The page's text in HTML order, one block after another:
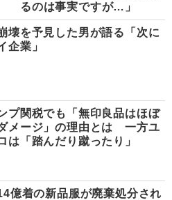
るのは事実ですが…」
壊を予見した男が語る「次に
企業」
プ関税でも「無印良品はほぼ
メージ」の理由とは 一方ユ
は「踏んだり蹴ったり」
億着の新品服が廃棄処分され